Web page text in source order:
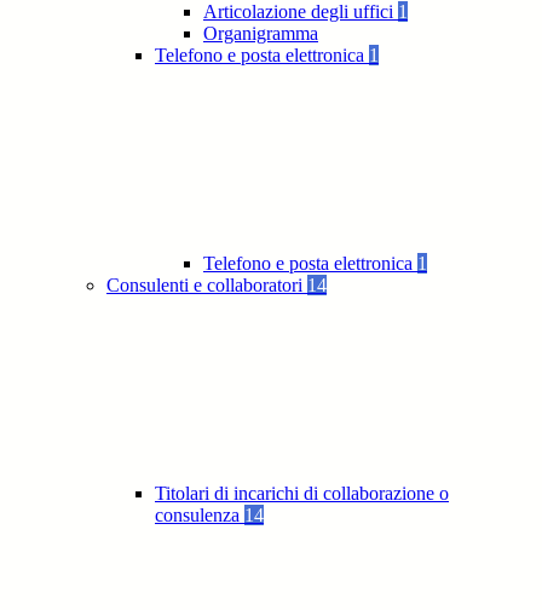
Articolazione degli uffici 1
Organigramma
Telefono e posta elettronica 1
Telefono e posta elettronica 1
Consulenti e collaboratori 14
Titolari di incarichi di collaborazione o
consulenza 14